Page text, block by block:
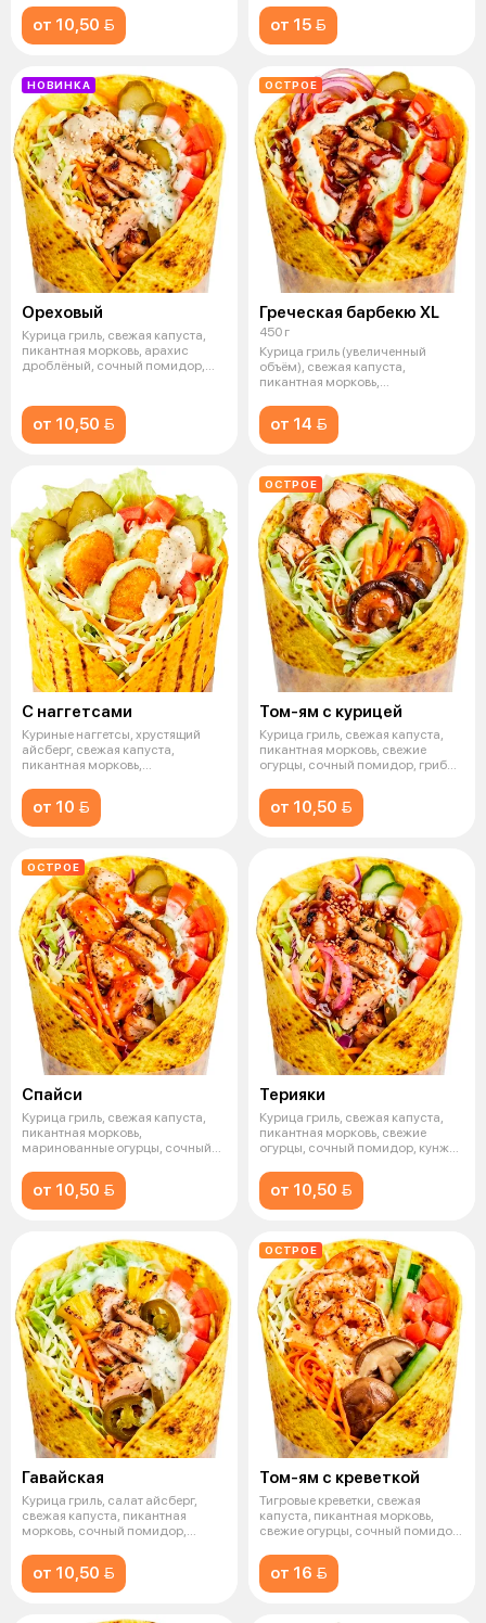
от 10,50  от 15 
НОВИНКА
Ореховый
Курица гриль, свежая капуста,
пикантная морковь, арахис
дроблёный, сочный помидор,
от 10,50 
ОСТРОЕ
Греческая барбекю XL
450 г
Курица гриль (увеличенный
объём), свежая капуста,
пикантная морковь,
от 14 
С наггетсами
Куриные наггетсы, хрустящий
айсберг, свежая капуста,
пикантная морковь,
от 10 
ОСТРОЕ
Том-ям с курицей
Курица гриль, свежая капуста,
пикантная морковь, свежие
огурцы, сочный помидор, грибы
от 10,50 
ОСТРОЕ
Спайси
Курица гриль, свежая капуста,
пикантная морковь,
маринованные огурцы, сочный
от 10,50 
Терияки
Курица гриль, свежая капуста,
пикантная морковь, свежие
огурцы, сочный помидор, кунжут
от 10,50 
Гавайская
Курица гриль, салат айсберг,
свежая капуста, пикантная
морковь, сочный помидор,
от 10,50 
ОСТРОЕ
Том-ям с креветкой
Тигровые креветки, свежая
капуста, пикантная морковь,
свежие огурцы, сочный помидор,
от 16 